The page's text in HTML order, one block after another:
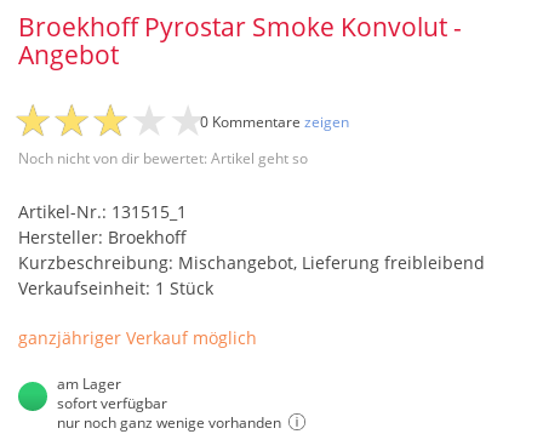
Broekhoff Pyrostar Smoke Konvolut -
Angebot
Noch nicht von dir bewertet: Artikel geht so
0 Kommentare zeigen
Artikel-Nr.: 131515_1
Hersteller: Broekhoff
Kurzbeschreibung: Mischangebot, Lieferung freibleibend
Verkaufseinheit: 1 Stück
ganzjähriger Verkauf möglich
am Lager
sofort verfügbar
nur noch ganz wenige vorhanden